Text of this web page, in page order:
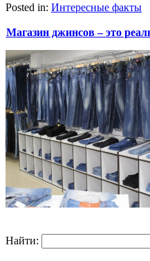
Posted in: Интересные факты
Магазин джинсов – это
Найти: